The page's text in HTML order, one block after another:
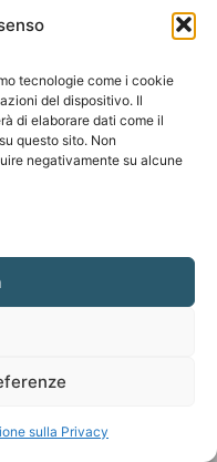
tecnologie come i cookie
del dispositivo. Il
di elaborare dati come il
questo sito. Non
negativamente su alcune
sulla Privacy